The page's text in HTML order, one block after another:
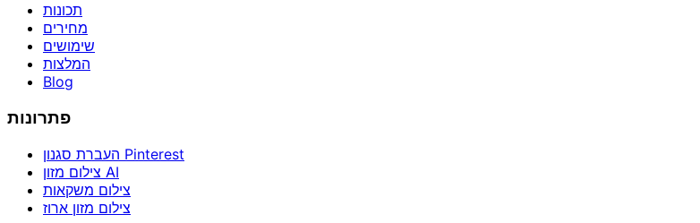
תכונות
מחירים
שימושים
המלצות
Blog
פתרונות
העברת סגנון Pinterest
צילום מזון AI
צילום משקאות
צילום מזון ארוז